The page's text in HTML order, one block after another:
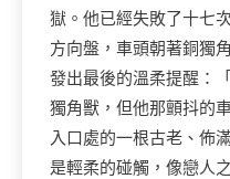
獄。他已經失敗了十七
方向盤，車頭朝著銅獨
發出最後的溫柔提醒：
獨角獸，但他那顫抖的
入口處的一根古老、佈
是輕柔的碰觸，像戀人